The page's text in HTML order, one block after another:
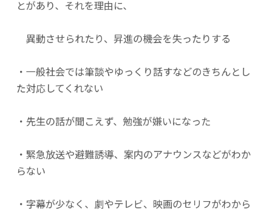
とがあり、それを理由に、
異動させられたり、昇進の機会を失ったりする
・一般社会では筆談やゆっくり話すなどのきちんとし
た対応してくれない
・先生の話が聞こえず、勉強が嫌いになった
・緊急放送や避難誘導、案内のアナウンスなどがわか
らない
・字幕が少なく、劇やテレビ、映画のセリフがわから